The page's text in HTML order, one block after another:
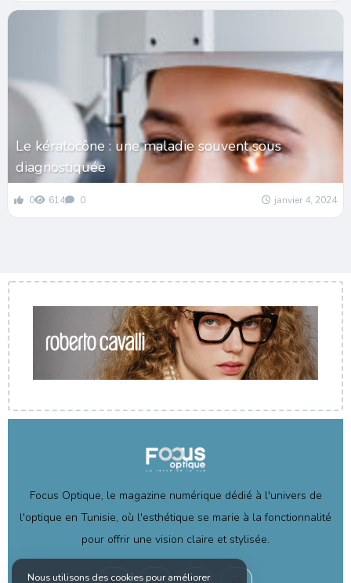
Le kératocône : une maladie souvent sous
diagnostiquée
0 614 0 janvier 4, 2024
Focus Optique, le magazine numérique dédié à l'univers de
l'optique en Tunisie, où l'esthétique se marie à la fonctionnalité
pour offrir une vision claire et stylisée.
Nous utilisons des cookies pour améliorer